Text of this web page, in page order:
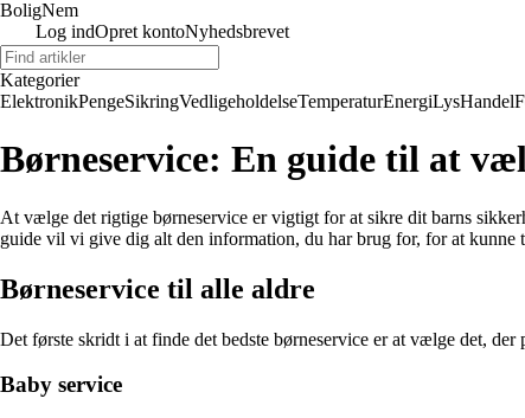
BoligNem
Log indOpret kontoNyhedsbrevet
Kategorier
ElektronikPengeSikringVedligeholdelseTemperaturEnergiLysHandel
Børneservice: En guide til at
At vælge det rigtige børneservice er vigtigt for at sikre dit barns
guide vil vi give dig alt den information, du har brug for, for at
Børneservice til alle aldre
Det første skridt i at finde det bedste børneservice er at vælge det,
Baby service